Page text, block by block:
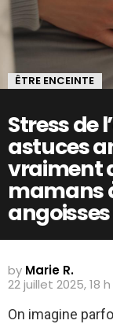
ÊTRE ENCEINTE
Stress de
astuces
vraiment
mamans
angoisses
by Marie R.
22 juillet 2025, 18
On imagine